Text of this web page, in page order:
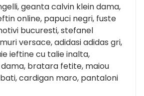
geanta calvin klein dama,
online, papuci negri, fuste
bucuresti, stefanel
versace, adidasi adidas gri,
ieftine cu talie inalta,
bratara fetite, maiou
cardigan maro, pantaloni